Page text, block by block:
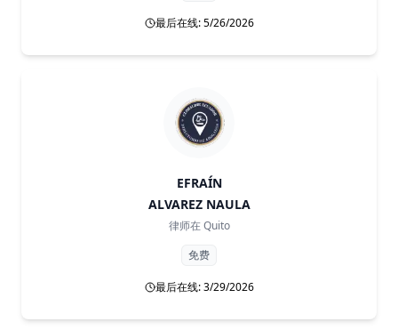
最后在线: 5/26/2026
EFRAÍN
ALVAREZ NAULA
律师在 Quito
免费
最后在线: 3/29/2026